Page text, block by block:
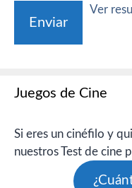
Ver
Juegos de Cine
Si eres un cinéfilo y
nuestros Test de cine